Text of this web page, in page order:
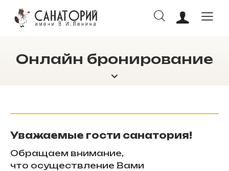
Онлайн бронирование
Уважаемые гости санатория!
Обращаем внимание,
что осуществление Вами